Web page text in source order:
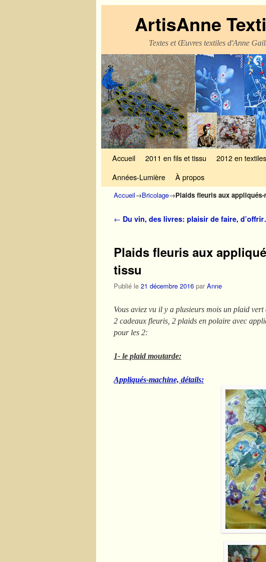
ArtisAnne
Textes et Œuvres textiles d'Anne
Accueil 2011 en fils et tissu 2012 en textiles
Années-Lumière
À propos
Accueil→Bricolage→Plaids fleuris aux
Navigation des articles
← Du vin, des livres: plaisir de faire,
Plaids fleuris aux
tissu
Publié le 21 décembre 2016 par Anne
Vous aviez vu il y a plusieurs mois un plaid
2 cadeaux fleuris, 2 plaids en polaire avec
pour les 2:
1- le plaid moutarde:
Appliqués-machine, détails: